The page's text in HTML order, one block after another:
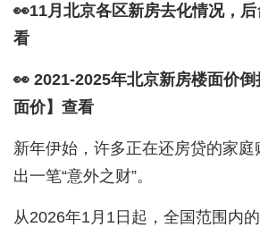
👀11月北京各区新房去化情况，
看
👀 2021-2025年北京新房楼面价
面价】查看
新年伊始，许多正在还房贷的家庭
出一笔“意外之财”。
从2026年1月1日起，全国范围内